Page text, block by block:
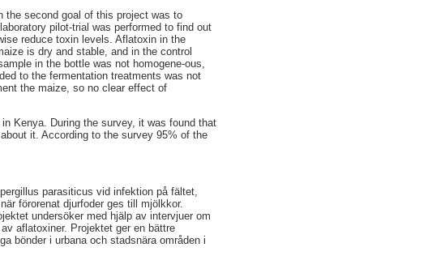
the second goal of this project was to
pilot-trial was performed to find out
reduce toxin levels. Aflatoxin in the
is dry and stable, and in the control
in the bottle was not homogene-ous,
to the fermentation treatments was not
the maize, so no clear effect of
Kenya. During the survey, it was found that
it. According to the survey 95% of the
parasiticus vid infektion på fältet,
förorenat djurfoder ges till mjölkkor.
undersöker med hjälp av intervjuer om
aflatoxiner. Projektet ger en bättre
bönder i urbana och stadsnära områden i